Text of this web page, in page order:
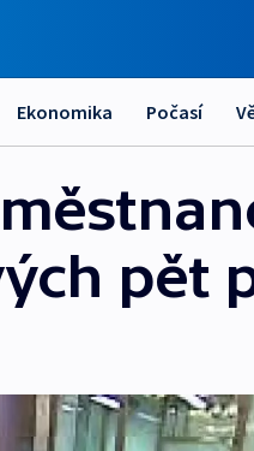
Ekonomika Počasí
pět